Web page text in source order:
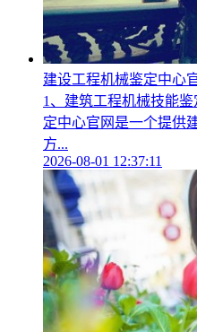
建设工程机械鉴定中心
1、建筑工程机械技能
定中心官网是一个提供
方...
2026-08-01 12:37:11